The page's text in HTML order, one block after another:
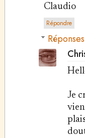
Claudio
Répondre
Réponses
Je